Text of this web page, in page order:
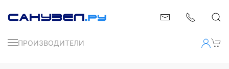
ПРОИЗВОДИТЕЛИ